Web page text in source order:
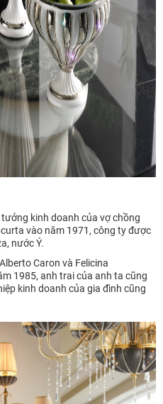
kinh doanh của vợ chồng
vào năm 1971, công ty được
nước Ý.
Caron và Felicina
1985, anh trai của anh ta cũng
kinh doanh của gia đình cũng